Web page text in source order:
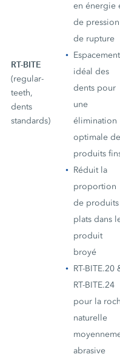
RT-BITE
(regular-
teeth,
dents
standards)
en énergie
de pression
de rupture
Espacement
idéal des
dents pour
une
élimination
optimale
produits
Réduit la
proportion
de produits
plats dans
produit
broyé
RT-BITE.20
RT-BITE.24
pour la
naturelle
abrasive